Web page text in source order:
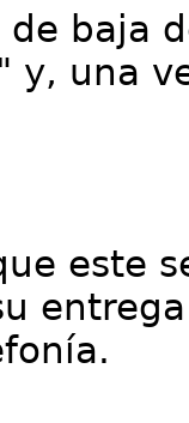
de baja
y, una
este